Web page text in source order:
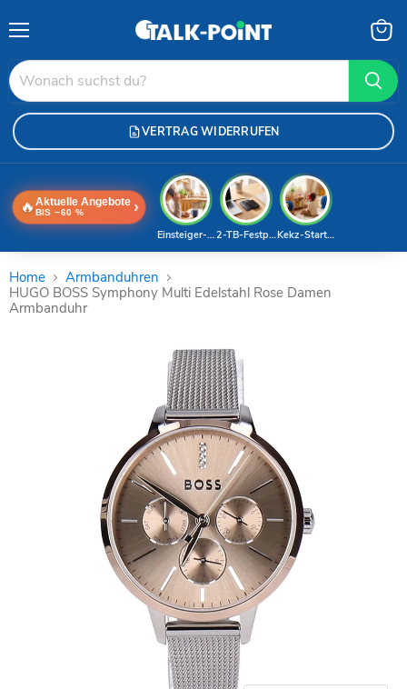
VERTRAG WIDERRUFEN
🔥 Aktuelle Angebote
BIS −60 % ›
Kekz-Starterset
2-TB-Festplatte
Einsteiger-Handy
Home
Armbanduhren
HUGO BOSS Symphony Multi Edelstahl Rose Damen
Armbanduhr